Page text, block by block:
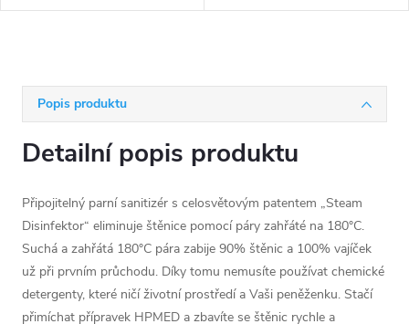
Popis produktu
Detailní popis produktu
Připojitelný parní sanitizér s celosvětovým patentem „Steam
Disinfektor“ eliminuje štěnice pomocí páry zahřáté na 180°C.
Suchá a zahřátá 180°C pára zabije 90% štěnic a 100% vajíček
už při prvním průchodu. Díky tomu nemusíte používat chemické
detergenty, které ničí životní prostředí a Vaši peněženku. Stačí
přimíchat přípravek HPMED a zbavíte se štěnic rychle a